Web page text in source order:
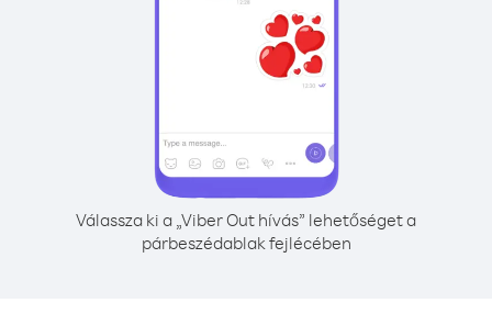
Válassza ki a „Viber Out hívás” lehetőséget a
párbeszédablak fejlécében